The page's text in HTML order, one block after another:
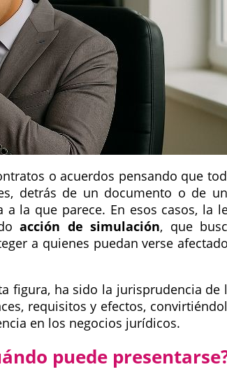
o acuerdos pensando que
detrás de un documento o de
la que parece. En esos casos, la
acción de simulación, que
a quienes puedan verse
figura, ha sido la jurisprudencia de
requisitos y efectos,
en los negocios jurídicos.
puede